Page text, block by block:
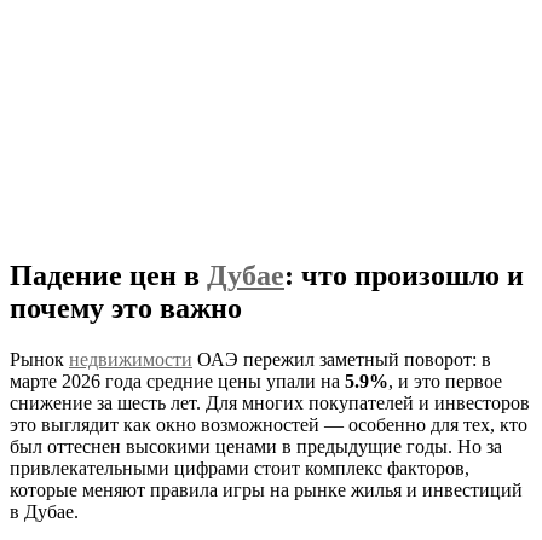
Падение цен в Дубае: что произошло и
почему это важно
Рынок недвижимости ОАЭ пережил заметный поворот: в
марте 2026 года средние цены упали на 5.9%, и это первое
снижение за шесть лет. Для многих покупателей и инвесторов
это выглядит как окно возможностей — особенно для тех, кто
был оттеснен высокими ценами в предыдущие годы. Но за
привлекательными цифрами стоит комплекс факторов,
которые меняют правила игры на рынке жилья и инвестиций
в Дубае.